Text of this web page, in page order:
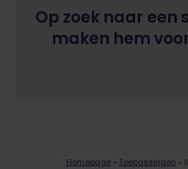
Op zoek naar een
maken hem
Homepage » Toepassingen »